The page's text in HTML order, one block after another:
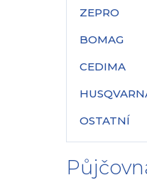
ZEPRO
BOMAG
CEDIMA
OSTATNÍ